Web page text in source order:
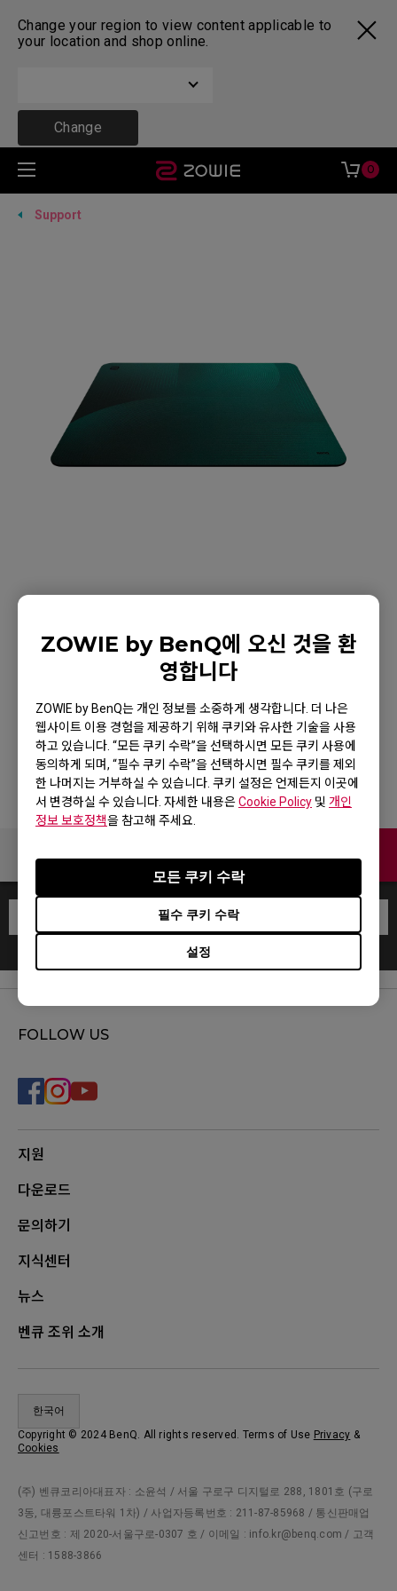
Change your region to view content applicable to
your location and shop online.
Change
ZOWIE by BenQ에 오신 것을 환
영합니다
ZOWIE by BenQ는 개인 정보를 소중하게 생각합니다. 더 나은
웹사이트 이용 경험을 제공하기 위해 쿠키와 유사한 기술을 사용
하고 있습니다. “모든 쿠키 수락”을 선택하시면 모든 쿠키 사용에
동의하게 되며, “필수 쿠키 수락”을 선택하시면 필수 쿠키를 제외
한 나머지는 거부하실 수 있습니다. 쿠키 설정은 언제든지 이곳에
서 변경하실 수 있습니다. 자세한 내용은Cookie Policy 및 개인
정보 보호정책을 참고해 주세요.
설정
필수 쿠키 수락
모든 쿠키 수락
0
Support
e스포츠 게이밍 마우스 패드
G-SR-SE 다크 그린
제품으로 돌아가기
Contact
FOLLOW US
지원
다운로드
문의하기
지식센터
뉴스
벤큐 조위 소개
Copyright © 2024 BenQ. All rights reserved. Terms of Use Privacy &
Cookies
한국어
(주) 벤큐코리아대표자 : 소윤석 / 서울 구로구 디지털로 288, 1801호 (구로
3동, 대륭포스트타워 1차) / 사업자등록번호 : 211-87-85968 / 통신판매업
신고번호 : 제 2020-서울구로-0307 호 / 이메일 : info.kr@benq.com / 고객
센터 : 1588-3866